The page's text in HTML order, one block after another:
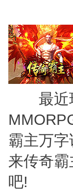
最近玩
霸主万
来传奇
吧!